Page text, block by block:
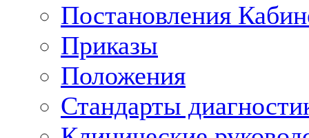
Постановления
Приказы
Положения
Стандарты